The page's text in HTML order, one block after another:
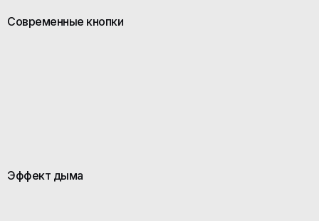
Современные кнопки
Эффект дыма